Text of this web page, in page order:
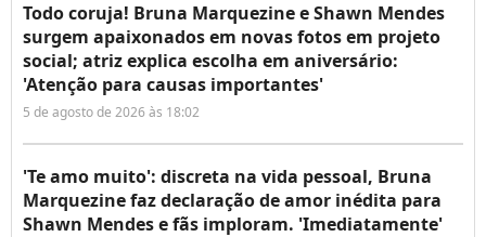
Todo coruja! Bruna Marquezine e Shawn Mendes
surgem apaixonados em novas fotos em projeto
social; atriz explica escolha em aniversário:
'Atenção para causas importantes'
5 de agosto de 2026 às 18:02
'Te amo muito': discreta na vida pessoal, Bruna
Marquezine faz declaração de amor inédita para
Shawn Mendes e fãs imploram. 'Imediatamente'